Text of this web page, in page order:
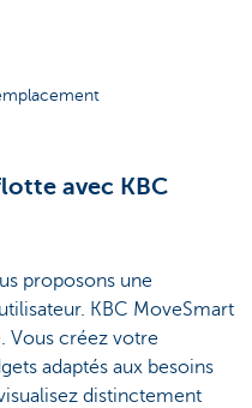
avec KBC
proposons une
KBC MoveSmart
Vous créez votre
adaptés aux besoins
distinctement